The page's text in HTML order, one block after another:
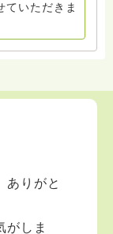
ていただきま
ありがと
がしま